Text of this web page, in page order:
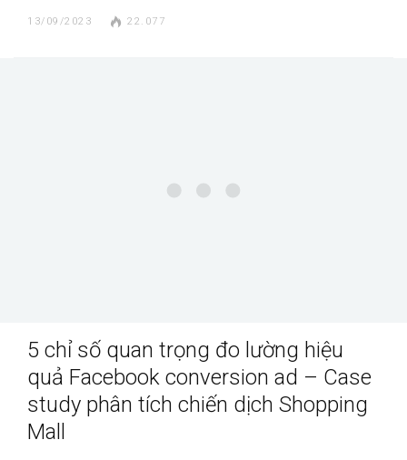
13/09/2023 22.077
5 chỉ số quan trọng đo lường hiệu
quả Facebook conversion ad – Case
study phân tích chiến dịch Shopping
Mall